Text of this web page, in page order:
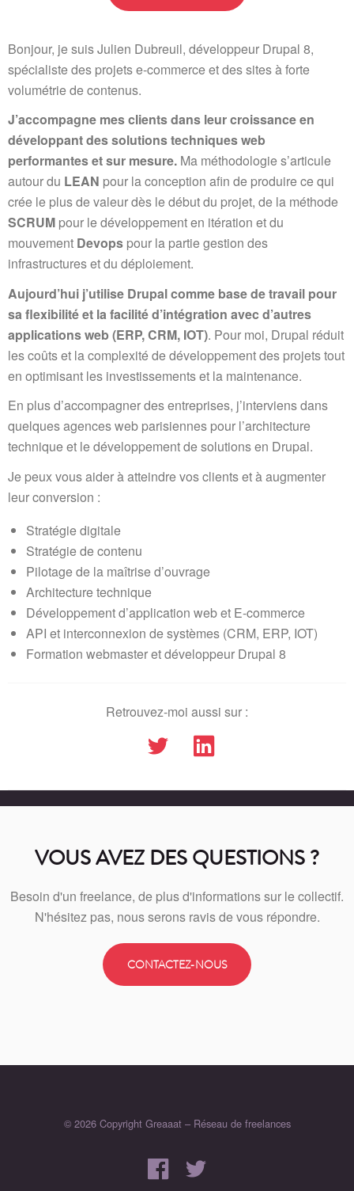
Bonjour, je suis Julien Dubreuil, développeur Drupal 8,
spécialiste des projets e-commerce et des sites à forte
volumétrie de contenus.
J’accompagne mes clients dans leur croissance en
développant des solutions techniques web
performantes et sur mesure. Ma méthodologie s’articule
autour du LEAN pour la conception afin de produire ce qui
crée le plus de valeur dès le début du projet, de la méthode
SCRUM pour le développement en itération et du
mouvement Devops pour la partie gestion des
infrastructures et du déploiement.
Aujourd’hui j’utilise Drupal comme base de travail pour
sa flexibilité et la facilité d’intégration avec d’autres
applications web (ERP, CRM, IOT). Pour moi, Drupal réduit
les coûts et la complexité de développement des projets tout
en optimisant les investissements et la maintenance.
En plus d’accompagner des entreprises, j’interviens dans
quelques agences web parisiennes pour l’architecture
technique et le développement de solutions en Drupal.
Je peux vous aider à atteindre vos clients et à augmenter
leur conversion :
Stratégie digitale
Stratégie de contenu
Pilotage de la maîtrise d’ouvrage
Architecture technique
Développement d’application web et E-commerce
API et interconnexion de systèmes (CRM, ERP, IOT)
Formation webmaster et développeur Drupal 8
Retrouvez-moi aussi sur :
VOUS AVEZ DES QUESTIONS ?
Besoin d'un freelance, de plus d'informations sur le collectif.
N'hésitez pas, nous serons ravis de vous répondre.
CONTACTEZ-NOUS
© 2026Copyright Greaaat – Réseau de freelances